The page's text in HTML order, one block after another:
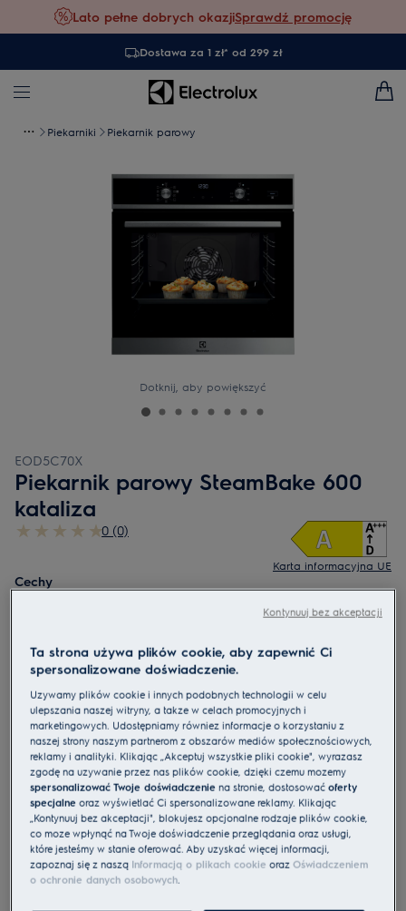
Lato pełne dobrych okazjiSprawdź promocję
Dostawa za 1 zł* od 299 zł
Piekarniki Piekarnik parowy
Dotknij, aby powiększyć
EOD5C70X
Piekarnik parowy SteamBake 600
kataliza
0 (0)
Karta informacyjna UE
Cechy
Powłoka katalityczna pochłania tłuszcz i samoczynnie oczyszcza się
w temperaturze 250°C.
Instrukcje bezpieczeństwa i ostrzeżenia dotyczące
bezpieczeństwa zgodnie z rozporządzeniem UE 2023/988 są
wymienione w rozdziale I i II instrukcji obsługi. W celu
bezpiecznego korzystania z produktu należy zapoznać się z
pełną instrukcją obsługi.
Chcesz dowiedzieć się więcej o intuicyjnych
piekarnikach parowych?
Zarejestruj piekarnik parowy i odbierz książkę
Ta strona używa plików cookie, aby zapewnić Ci
spersonalizowane doświadczenie.
Używamy plików cookie i innych podobnych technologii w celu
ulepszania naszej witryny, a także w celach promocyjnych i
marketingowych. Udostępniamy również informacje o korzystaniu z
naszej strony naszym partnerom z obszarów mediów społecznościowych,
reklamy i analityki. Klikając „Akceptuj wszystkie pliki cookie", wyrażasz
zgodę na używanie przez nas plików cookie, dzięki czemu możemy
spersonalizować Twoje doświadczenie na stronie, dostosowaćoferty
specjalne oraz wyświetlać Ci spersonalizowane reklamy. Klikając
„Kontynuuj bez akceptacji", blokujesz opcjonalne rodzaje plików cookie,
co może wpłynąć na Twoje doświadczenie przeglądania oraz usługi,
które jesteśmy w stanie oferować. Aby uzyskać więcej informacji,
zapoznaj się z naszą Informacją o plikach cookie orazOświadczeniem
o ochronie danych osobowych.
Kontynuuj bez akceptacji